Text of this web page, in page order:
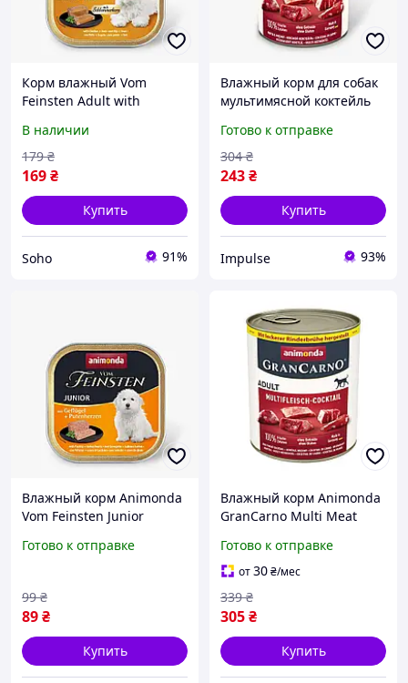
Корм влажный Vom
Feinsten Adult with
взрослых собак с курицей
и печенью 150 г
В наличии
169₴
179 ₴
Купить
Soho 91%
Влажный корм для собак
мультимясной коктейль
Adult Multi Meat Cocktail
400 г
Готово к отправке
243₴
304 ₴
Купить
Impulse 93%
Влажный корм Animonda
Vom Feinsten Junior
и индюшачьи сердца,
Готово к отправке
89₴
99 ₴
Купить
Влажный корм Animonda
GranCarno Multi Meat
мультимясной коктейль,
800 г (арт.AM-82739)
Готово к отправке
от30₴/мес
305₴
339 ₴
Купить